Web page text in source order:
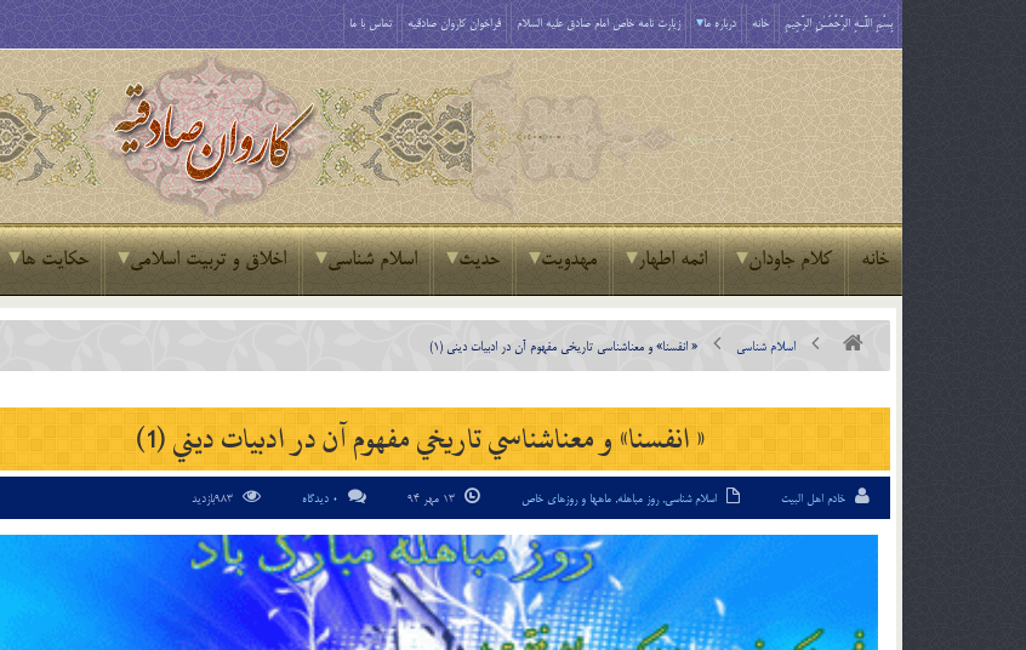
بِسْمِ اللَّـهِ الرَّحْمَـٰنِ الرَّحِيمِ خانه درباره ما زیارت نامه خاص امام صادق علیه السلام فراخوان کاروان صادقیه تماس با ما
خانه کلام جاودان ائمه اطهار مهدویت حدیث اسلام شناسی اخلاق و تربیت اسلامی حکایت ها
اسلام شناسی « انفسنا» و معناشناسي تاريخي مفهوم آن در ادبيات ديني (1)
« انفسنا» و معناشناسي تاريخي مفهوم آن در ادبيات ديني (1)
خادم اهل البیت اسلام شناسی,روز مباهله, ماهها و روزهای خاص 0 دیدگاه